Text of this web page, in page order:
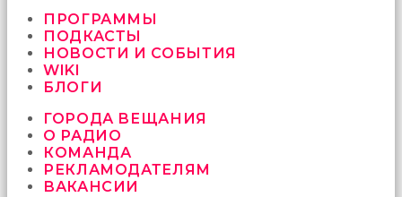
sikici
kocalar
güzel
karıları
öttürüyor
sex
hikayeleri
ПРОГРАММЫ
ПОДКАСТЫ
НОВОСТИ И СОБЫТИЯ
WIKI
БЛОГИ
ГОРОДА ВЕЩАНИЯ
О РАДИО
КОМАНДА
РЕКЛАМОДАТЕЛЯМ
ВАКАНСИИ